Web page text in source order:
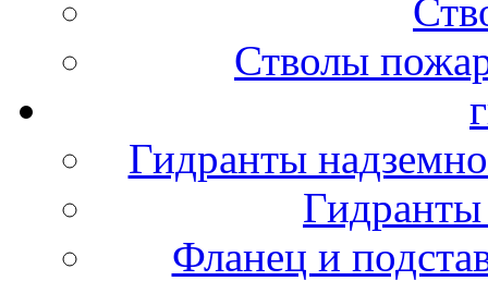
Стволы
Гидранты
Фланец и